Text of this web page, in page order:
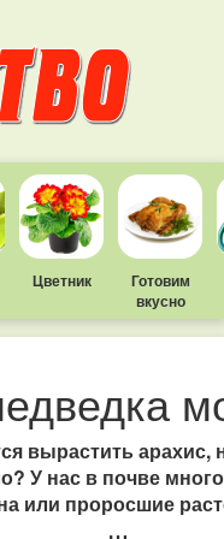
Цветник
Готовим
вкусно
вырастить
У нас в почве
или проросшие